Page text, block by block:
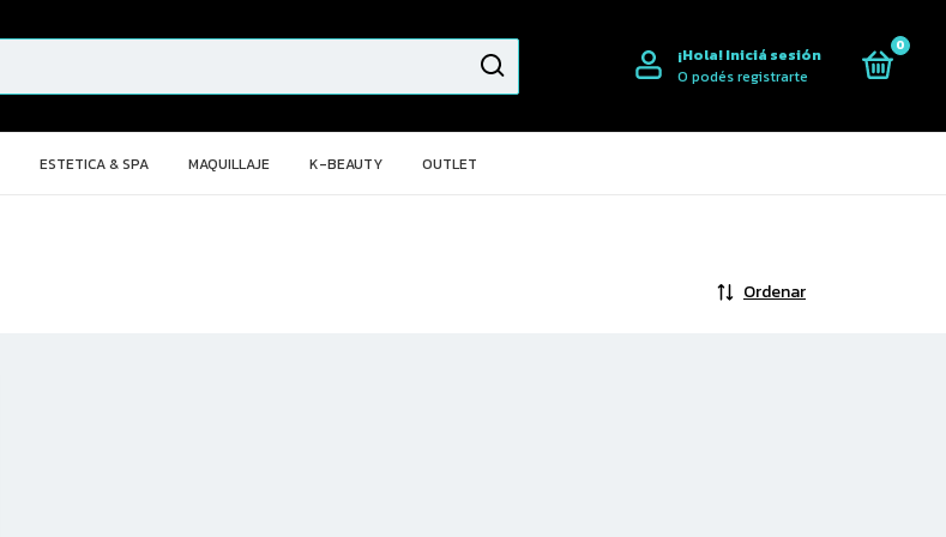
¡Hola!Iniciá sesión
O podés registrarte
0
ESTETICA & SPA MAQUILLAJE K-BEAUTY OUTLET
Ordenar